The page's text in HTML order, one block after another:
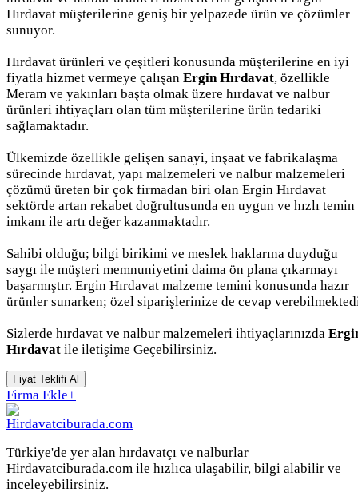
Hırdavat müşterilerine geniş bir yelpazede ürün ve çözümler
sunuyor.
Hırdavat ürünleri ve çeşitleri konusunda müşterilerine en iyi
fiyatla hizmet vermeye çalışan Ergin Hırdavat, özellikle
Meram ve yakınları başta olmak üzere hırdavat ve nalbur
ürünleri ihtiyaçları olan tüm müşterilerine ürün tedariki
sağlamaktadır.
Ülkemizde özellikle gelişen sanayi, inşaat ve fabrikalaşma
sürecinde hırdavat, yapı malzemeleri ve nalbur malzemeleri
çözümü üreten bir çok firmadan biri olan Ergin Hırdavat
sektörde artan rekabet doğrultusunda en uygun ve hızlı temin
imkanı ile artı değer kazanmaktadır.
Sahibi olduğu; bilgi birikimi ve meslek haklarına duyduğu
saygı ile müşteri memnuniyetini daima ön plana çıkarmayı
başarmıştır. Ergin Hırdavat malzeme temini konusunda hazır
ürünler sunarken; özel siparişlerinize de cevap
Sizlerde hırdavat ve nalbur malzemeleri ihtiyaçlarınızda
Hırdavat ile iletişime Geçebilirsiniz.
Fiyat Teklifi Al
Firma Ekle+
Türkiye'de yer alan hırdavatçı ve nalburlar
Hirdavatciburada.com ile hızlıca ulaşabilir, bilgi alabilir ve
inceleyebilirsiniz.